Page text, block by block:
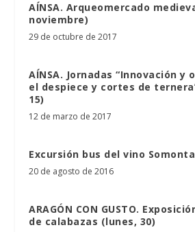
AÍNSA. Arqueomercado
noviembre)
29 de octubre de 2017
AÍNSA. Jornadas “Innovación y
el despiece y cortes de
15)
12 de marzo de 2017
Excursión bus del vino
20 de agosto de 2016
ARAGÓN CON GUSTO.
de calabazas (lunes, 30)